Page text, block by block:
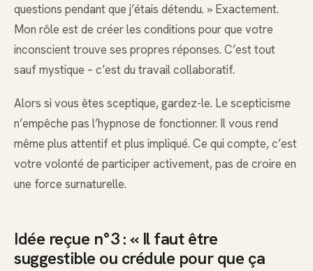
questions pendant que j’étais détendu. » Exactement.
Mon rôle est de créer les conditions pour que votre
inconscient trouve ses propres réponses. C’est tout
sauf mystique – c’est du travail collaboratif.
Alors si vous êtes sceptique, gardez-le. Le scepticisme
n’empêche pas l’hypnose de fonctionner. Il vous rend
même plus attentif et plus impliqué. Ce qui compte, c’est
votre volonté de participer activement, pas de croire en
une force surnaturelle.
Idée reçue n°3 : « Il faut être
suggestible ou crédule pour que ça